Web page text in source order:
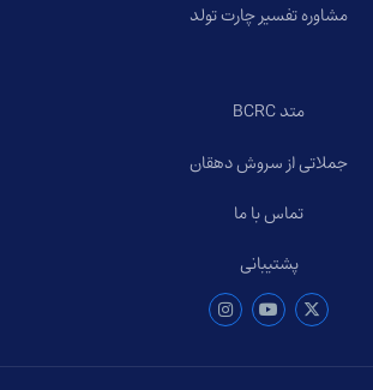
مشاوره تفسیر چارت تولد
متد BCRC
جملاتی از سروش دهقان
تماس با ما
پشتیبانی